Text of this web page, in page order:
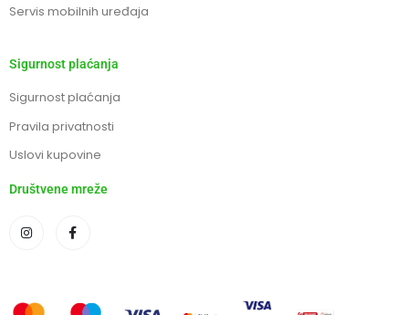
Servis mobilnih uređaja
Sigurnost plaćanja
Sigurnost plaćanja
Pravila privatnosti
Uslovi kupovine
Društvene mreže